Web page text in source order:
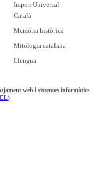
Imperi Universal
Català
Memòria històrica
Mitologia catalana
Llengua
web i sistemes informàtics
)